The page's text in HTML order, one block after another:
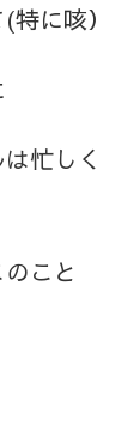
に咳）
忙しく
こと